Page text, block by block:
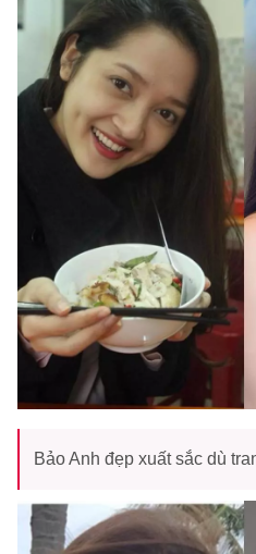
Bảo Anh đẹp xuất sắc dù